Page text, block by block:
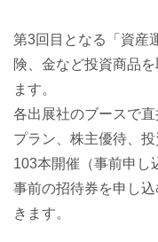
第3回目となる「資産
険、金など投資商品
ます。
各出展社のブースで
プラン、株主優待、
103本開催（事前申し
事前の招待券を申し
きます。